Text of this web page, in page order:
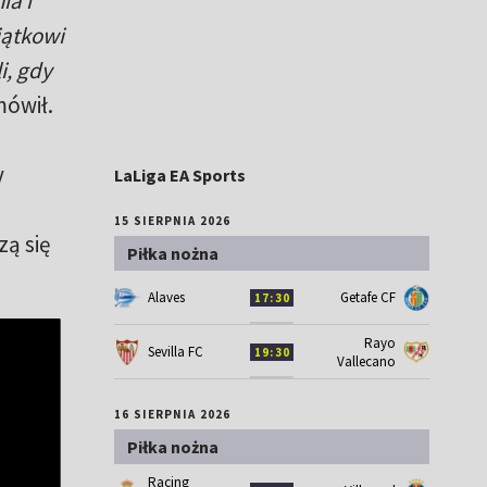
gdy
się
LaLiga EA Sports
15 SIERPNIA 2026
Piłka nożna
Alaves 17:30 Getafe CF
Sevilla FC 19:30
Rayo
Vallecano
16 SIERPNIA 2026
Piłka nożna
Racing